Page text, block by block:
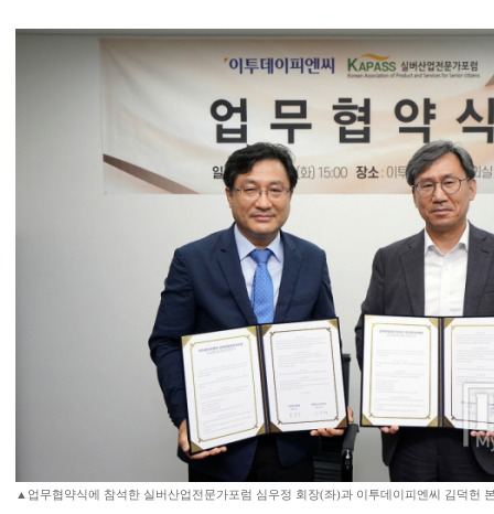
▲업무협약식에 참석한 실버산업전문가포럼 심우정 회장(좌)과 이투데이피엔씨 김덕헌